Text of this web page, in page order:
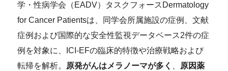
学・性病学会（EADV）タスクフォースDermatology
for Cancer Patientsは、同学会所属施設の症例、文献
症例および国際的な安全性監視データベース2件の症
例を対象に、ICI-EFの臨床的特徴や治療戦略および
転帰を解析。 原発がんはメラノーマが多く
原因薬